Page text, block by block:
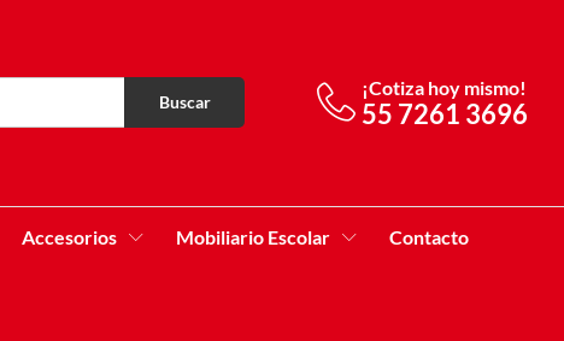
Buscar
¡Cotiza hoy mismo!
55 7261 3696
Accesorios Mobiliario Escolar Contacto